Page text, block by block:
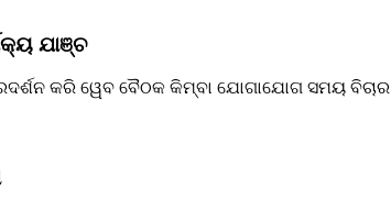
ଯାଞ୍ଚ
କରି ୱେବ ବୈଠକ କିମ୍ବା ଯୋଗାଯୋଗ ସମୟ ବିଚାର